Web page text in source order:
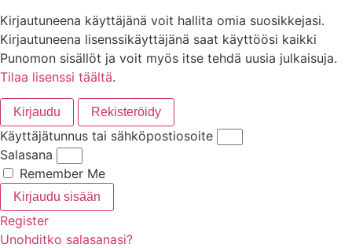
Kirjautuneena käyttäjänä voit hallita omia suosikkejasi.
Kirjautuneena lisenssikäyttäjänä saat käyttöösi kaikki
Punomon sisällöt ja voit myös itse tehdä uusia julkaisuja.
Tilaa lisenssi täältä.
Kirjaudu Rekisteröidy
Käyttäjätunnus tai sähköpostiosoite
Salasana
Remember Me
Kirjaudu sisään
Register
Unohditko salasanasi?